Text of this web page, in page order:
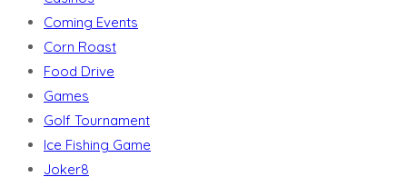
Coming Events
Corn Roast
Food Drive
Games
Golf Tournament
Ice Fishing Game
Joker8